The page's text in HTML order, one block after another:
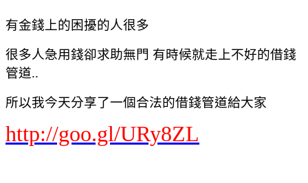
有金錢上的困擾的人很多
很多人急用錢卻求助無門 有時候就走上不好的借錢
管道..
所以我今天分享了一個合法的借錢管道給大家
http://goo.gl/URy8ZL